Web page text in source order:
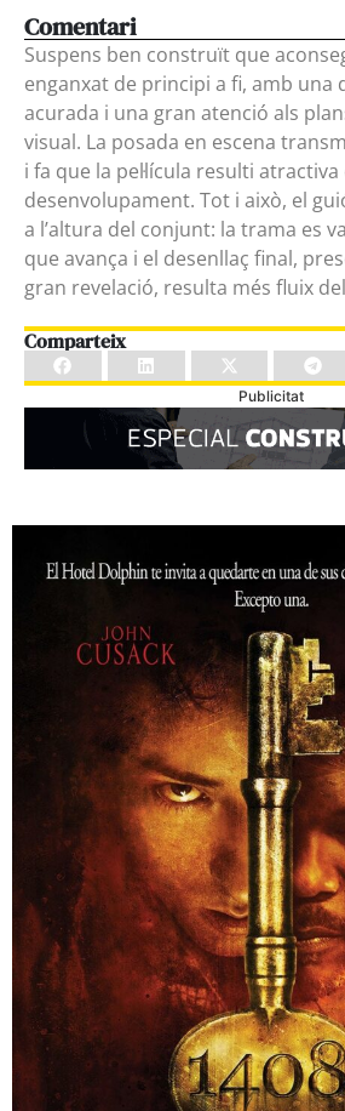
Comentari
Suspens ben construït que
enganxat de principi a fi, amb una
acurada i una gran atenció als
visual. La posada en escena
i fa que la pel·lícula resulti atractiva
desenvolupament. Tot i això, el
a l’altura del conjunt: la trama es
que avança i el desenllaç final,
gran revelació, resulta més fluix
Comparteix
Publicitat